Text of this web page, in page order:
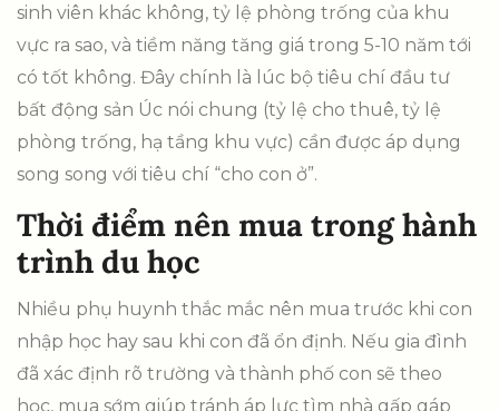
sinh viên khác không, tỷ lệ phòng trống của khu
vực ra sao, và tiềm năng tăng giá trong 5-10 năm tới
có tốt không. Đây chính là lúc bộ tiêu chí đầu tư
bất động sản Úc nói chung (tỷ lệ cho thuê, tỷ lệ
phòng trống, hạ tầng khu vực) cần được áp dụng
song song với tiêu chí “cho con ở”.
Thời điểm nên mua trong hành
trình du học
Nhiều phụ huynh thắc mắc nên mua trước khi con
nhập học hay sau khi con đã ổn định. Nếu gia đình
đã xác định rõ trường và thành phố con sẽ theo
học, mua sớm giúp tránh áp lực tìm nhà gấp gáp